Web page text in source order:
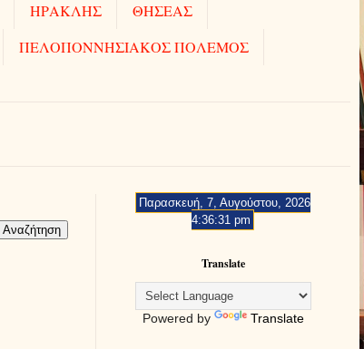
ΗΡΑΚΛΗΣ
ΘΗΣΕΑΣ
ΠΕΛΟΠΟΝΝΗΣΙΑΚΟΣ ΠΟΛΕΜΟΣ
Παρασκευή, 7, Αυγούστου, 2026
4:36:32 pm
Translate
Powered by Translate